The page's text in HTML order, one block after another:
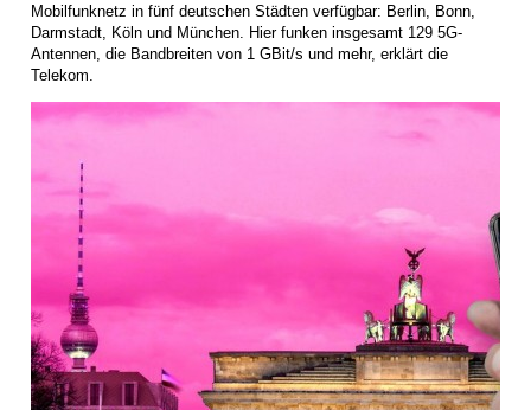
Mobilfunknetz in fünf deutschen Städten verfügbar: Berlin, Bonn,
Darmstadt, Köln und München. Hier funken insgesamt 129 5G-
Antennen, die Bandbreiten von 1 GBit/s und mehr, erklärt die
Telekom.